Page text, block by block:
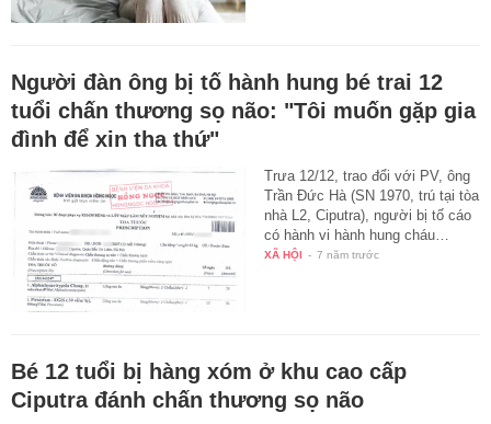
Người đàn ông bị tố hành hung bé trai 12
tuổi chấn thương sọ não: "Tôi muốn gặp gia
đình để xin tha thứ"
Trưa 12/12, trao đổi với PV, ông
Trần Đức Hà (SN 1970, trú tại tòa
nhà L2, Ciputra), người bị tố cáo
có hành vi hành hung cháu…
XÃ HỘI - 7 năm trước
Bé 12 tuổi bị hàng xóm ở khu cao cấp
Ciputra đánh chấn thương sọ não